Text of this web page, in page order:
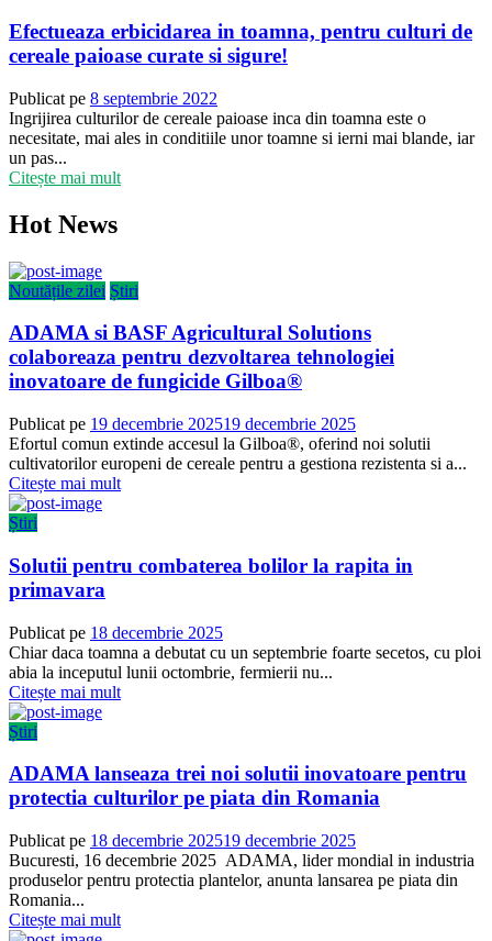
Efectueaza erbicidarea in toamna, pentru culturi de
cereale paioase curate si sigure!
Publicat pe 8 septembrie 2022
Ingrijirea culturilor de cereale paioase inca din toamna este o
necesitate, mai ales in conditiile unor toamne si ierni mai blande, iar
un pas...
Citește mai mult
Hot News
Noutățile zilei Știri
ADAMA si BASF Agricultural Solutions
colaboreaza pentru dezvoltarea tehnologiei
inovatoare de fungicide Gilboa®
Publicat pe 19 decembrie 202519 decembrie 2025
Efortul comun extinde accesul la Gilboa®, oferind noi solutii
cultivatorilor europeni de cereale pentru a gestiona rezistenta si a...
Citește mai mult
Știri
Solutii pentru combaterea bolilor la rapita in
primavara
Publicat pe 18 decembrie 2025
Chiar daca toamna a debutat cu un septembrie foarte secetos, cu ploi
abia la inceputul lunii octombrie, fermierii nu...
Citește mai mult
Știri
ADAMA lanseaza trei noi solutii inovatoare pentru
protectia culturilor pe piata din Romania
Publicat pe 18 decembrie 202519 decembrie 2025
Bucuresti, 16 decembrie 2025 ADAMA, lider mondial in industria
produselor pentru protectia plantelor, anunta lansarea pe piata din
Romania...
Citește mai mult